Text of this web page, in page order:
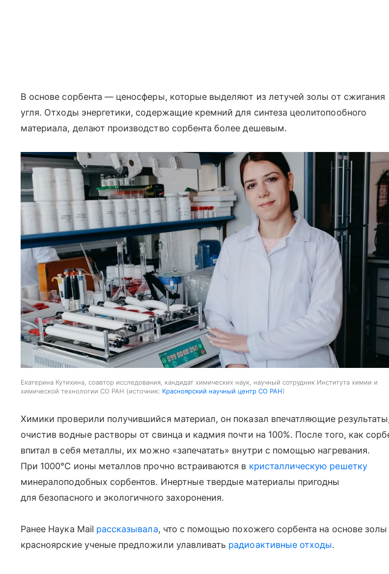
В основе сорбента — ценосферы, которые выделяют из летучей золы от сжигания
угля. Отходы энергетики, содержащие кремний для синтеза цеолитопообного
материала, делают производство сорбента более дешевым.
Екатерина Кутихина, соавтор исследования, кандидат химических наук, научный сотрудник Института химии и
химической технологии СО РАН
источник: Красноярский научный центр СО РАН
Химики проверили получившийся материал, он показал впечатляющие
очистив водные растворы от свинца и кадмия почти на 100%. После того, как
впитал в себя металлы, их можно «запечатать» внутри с помощью нагревания.
При 1000°C ионы металлов прочно встраиваются в кристаллическую решетку
минералоподобных сорбентов. Инертные твердые материалы пригодны
для безопасного и экологичного захоронения.
Ранее Наука Mail рассказывала, что с помощью похожего сорбента на основе золы
красноярские ученые предложили улавливать радиоактивные отходы.